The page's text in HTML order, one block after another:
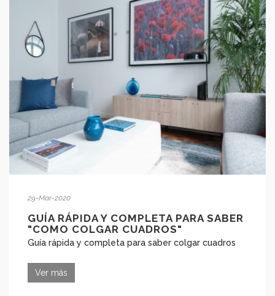
29-Mar-2020
GUÍA RÁPIDA Y COMPLETA PARA SABER
"COMO COLGAR CUADROS"
Guía rápida y completa para saber colgar cuadros
Ver más